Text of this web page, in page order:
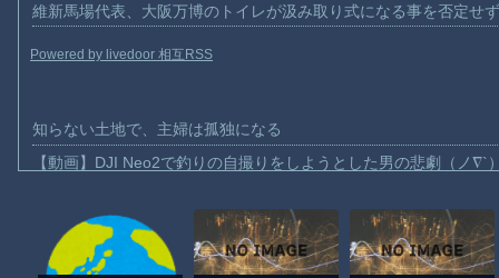
維新馬場代表、大阪万博のトイレが汲み取り式になる事を否定せ
Powered by livedoor 相互RSS
知らない土地で、主婦は孤独になる
【動画】DJI Neo2で釣りの自撮りをしようとした男の悲劇（ノ∇`
お前らがメイドイン韓国で認めてるもの 「キムチ」あと3つは？
AmazonのアツさMax！心も踊る「マンガ毎週末セール（50%還